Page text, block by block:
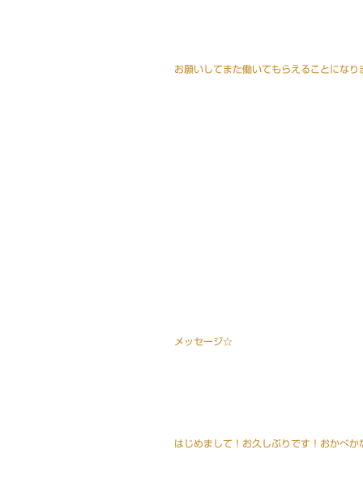
お願いしてまた働いてもらえることにな
メッセージ☆
はじめまして！お久しぶりです！おかべか